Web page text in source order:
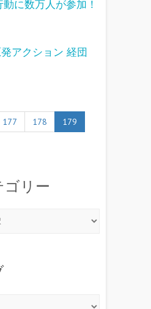
に数万人が参加！
アクション 経団
177 178 179
ゴリー